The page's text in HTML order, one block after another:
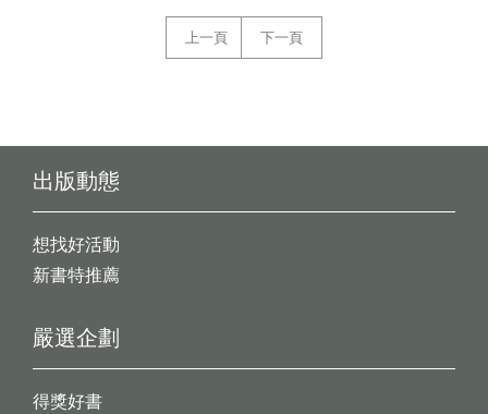
上一頁 下一頁
出版動態
想找好活動
新書特推薦
嚴選企劃
得獎好書